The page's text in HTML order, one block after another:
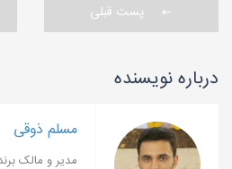
پست قبلی
درباره نویسنده
مسلم ذوقی
مدیر و مالک